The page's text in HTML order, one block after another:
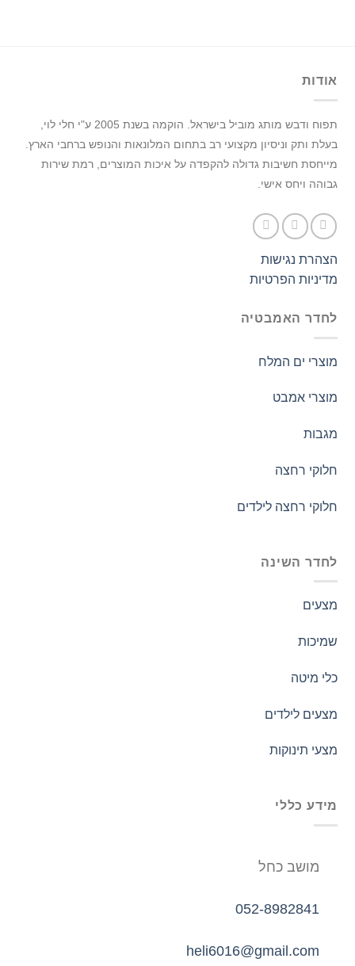
אודות
תפוח ודבש מותג מוביל בישראל.
הוקמה בשנת 2005 ע"י חלי לוי,
בעלת ותק וניסיון מקצועי רב בתחום המלונאות והנופש ברחבי הארץ.
מייחסת חשיבות גדולה להקפדה על איכות המוצרים, רמת שירות
גבוהה ויחס אישי.
הצהרת נגישות
מדיניות הפרטיות
לחדר האמבטיה
מוצרי ים המלח
מוצרי אמבט
מגבות
חלוקי רחצה
חלוקי רחצה לילדים
לחדר השינה
מצעים
שמיכות
כלי מיטה
מצעים לילדים
מצעי תינוקות
מידע כללי
מושב כחל
052-8982841
heli6016@gmail.com